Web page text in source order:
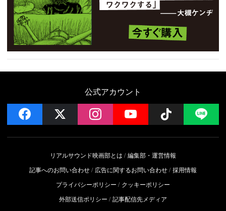
公式アカウント
facebook instagramYouTube Follow
リアルサウンド映画部とは
編集部・運営情報
記事へのお問い合わせ
広告に関するお問い合わせ 採用情報
プライバシーポリシー
クッキーポリシー
外部送信ポリシー
記事配信先メディア